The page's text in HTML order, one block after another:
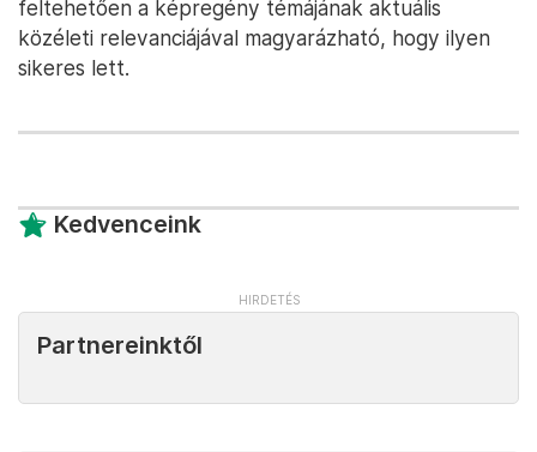
feltehetően a képregény témájának aktuális
közéleti relevanciájával magyarázható, hogy ilyen
sikeres lett.
Kedvenceink
Partnereinktől